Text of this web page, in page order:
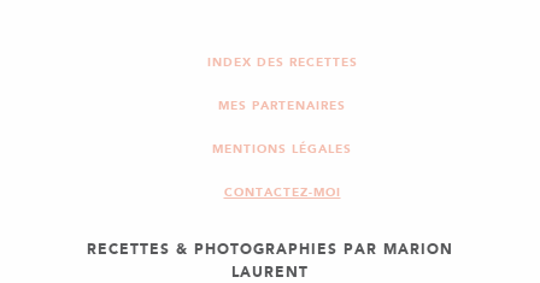
INDEX DES RECETTES
MES PARTENAIRES
MENTIONS LÉGALES
CONTACTEZ-MOI
RECETTES & PHOTOGRAPHIES PAR MARION
LAURENT